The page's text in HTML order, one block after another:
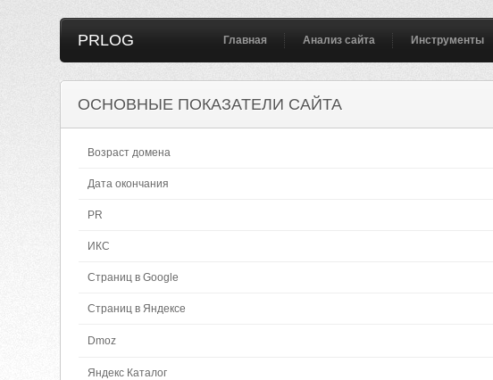
PRLOG Главная Анализ сайта Инструменты
ОСНОВНЫЕ ПОКАЗАТЕЛИ САЙТА
Возраст домена
Дата окончания
PR
ИКС
Страниц в Google
Страниц в Яндексе
Dmoz
Яндекс Каталог